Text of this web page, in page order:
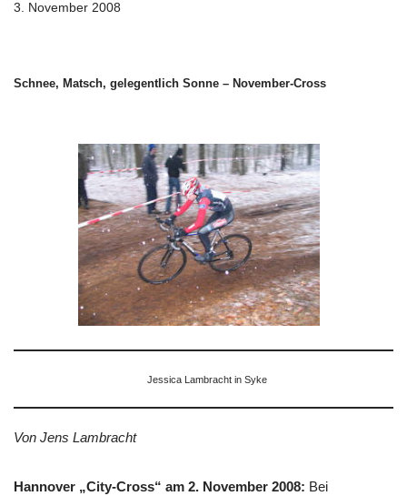
3. November 2008
Schnee, Matsch, gelegentlich Sonne – November-Cross
Jessica Lambracht in Syke
Von Jens Lambracht
Hannover „City-Cross“ am 2. November 2008: Bei